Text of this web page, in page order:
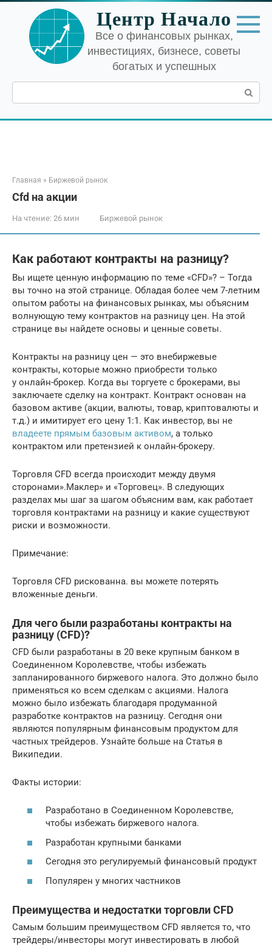
Перейти
контенту
Центр Начало
Все о финансовых рынках,
инвестициях, бизнесе, советы
богатых и успешных
Поиск:
Главная » Биржевой рынок
Cfd на акции
На чтение: 26 мин Биржевой рынок
Как работают контракты на разницу?
Вы ищете ценную информацию по теме «CFD»? – Тогда
вы точно на этой странице. Обладая более чем 7-летним
опытом работы на финансовых рынках, мы объясним
волнующую тему контрактов на разницу цен. На этой
странице вы найдете основы и ценные советы.
Контракты на разницу цен — это внебиржевые
контракты, которые можно приобрести только
у онлайн-брокер. Когда вы торгуете с брокерами, вы
заключаете сделку на контракт. Контракт основан на
базовом активе (акции, валюты, товар, криптовалюты и
т.д.) и имитирует его цену 1:1. Как инвестор, вы не
владеете прямым базовым активом, а только
контрактом или претензией к онлайн-брокеру.
Торговля CFD всегда происходит между двумя
сторонами».Маклер» и «Торговец». В следующих
разделах мы шаг за шагом объясним вам, как работает
торговля контрактами на разницу и какие существуют
риски и возможности.
Примечание:
Торговля CFD рискованна. вы можете потерять
вложенные деньги.
Для чего были разработаны контракты на
разницу (CFD)?
CFD были разработаны в 20 веке крупным банком в
Соединенном Королевстве, чтобы избежать
запланированного биржевого налога. Это должно было
применяться ко всем сделкам с акциями. Налога
можно было избежать благодаря продуманной
разработке контрактов на разницу. Сегодня они
являются популярным финансовым продуктом для
частных трейдеров. Узнайте больше на Статья в
Википедии.
Факты истории:
Разработано в Соединенном Королевстве,
чтобы избежать биржевого налога.
Разработан крупными банками
Сегодня это регулируемый финансовый продукт
Популярен у многих частников
Преимущества и недостатки торговли CFD
Самым большим преимуществом CFD является то, что
трейдеры/инвесторы могут инвестировать в любой